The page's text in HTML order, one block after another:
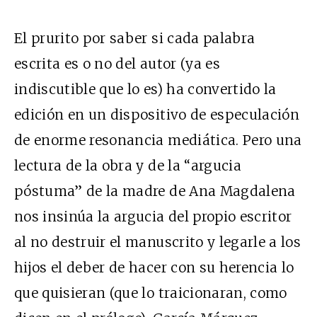
El prurito por saber si cada palabra
escrita es o no del autor (ya es
indiscutible que lo es) ha convertido la
edición en un dispositivo de especulación
de enorme resonancia mediática. Pero una
lectura de la obra y de la “argucia
póstuma” de la madre de Ana Magdalena
nos insinúa la argucia del propio escritor
al no destruir el manuscrito y legarle a los
hijos el deber de hacer con su herencia lo
que quisieran (que lo traicionaran, como